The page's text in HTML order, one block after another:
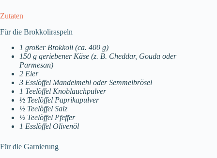
Zutaten
Für die Brokkoliraspeln
1 großer Brokkoli (ca. 400 g)
150 g geriebener Käse (z. B. Cheddar, Gouda oder
Parmesan)
2 Eier
3 Esslöffel Mandelmehl oder Semmelbrösel
1 Teelöffel Knoblauchpulver
½ Teelöffel Paprikapulver
½ Teelöffel Salz
½ Teelöffel Pfeffer
1 Esslöffel Olivenöl
Für die Garnierung